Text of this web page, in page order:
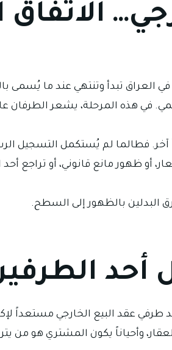
العراق تبدأ وتنتهي عند ما يُسمى
في هذه المرحلة، يشعر
فطالما لم يُستكمل التسجيل
أو ظهور مانع قانوني، أو تراجع
البدلين بالظهور إلى السطح.
أحد
طرفي عقد البيع الخارجي مستعداً
وأحياناً يكون المشتري هو من